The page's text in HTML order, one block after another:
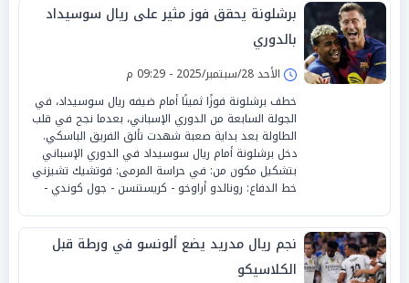
برشلونة يحقق فوز مثير على ريال سوسيداد
بالدوري
الأحد 28/سبتمبر/2025 - 09:29 م
خطف برشلونة فوزًا ثمينًا أمام ضيفه ريال سوسيداد، في
الجولة السابعة من الدوري الإسباني، بعدما نجح في قلب
الطاولة بعد بداية صعبة شهدت تألق الفريق الباسكي.
دخل برشلونة أمام ريال سوسيداد في الدوري الإسباني
بتشكيل مكون من: في حراسة المرمى: فوتشيك تشيزني
خط الدفاع: رونالدو أراوخو - كريستنسن - جول كوندي -
نجم ريال مدريد يضع ألونسو في ورطة قبل
الكلاسيكو